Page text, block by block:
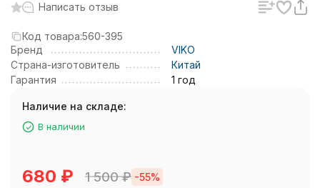
Написать отзыв
Код товара:560-395
Бренд
VIKO
Страна-изготовитель
Китай
Гарантия
1 год
Наличие на складе:
В наличии
680 ₽ 1 500₽ -55%